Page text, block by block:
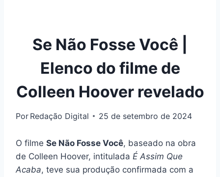
Se Não Fosse Você |
Elenco do filme de
Colleen Hoover revelado
Por Redação Digital 25 de setembro de 2024
O filme Se Não Fosse Você, baseado na obra
de Colleen Hoover, intitulada É Assim Que
Acaba, teve sua produção confirmada com a